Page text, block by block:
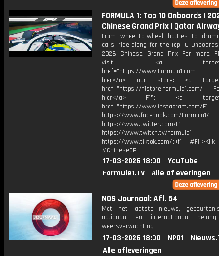
FORMULA 1: Top 10 Onboards |
Chinese Grand Prix | Qatar
From wheel-to-wheel battles to
calls, ride along for the Top 10
2026 Chinese Grand Prix For more
visit: <a
href="https://www.Formula1.com
hier</a> our store: <a
href="https://f1store.formula1.com/
hier</a> F1®: <a
href="https://www.instagram.com/F1
https://www.facebook.com/Formula1/
https://www.twitter.com/F1
https://www.twitch.tv/formula1
https://www.tiktok.com/@f1
#ChineseGP
17-03-2026 18:00
YouTube
Formule1.TV
Alle afleveringen
NOS Journaal: Afl. 54
Met het laatste nieuws,
nationaal en internationaal
weersverwachting.
17-03-2026 18:00 NPO1
Alle afleveringen